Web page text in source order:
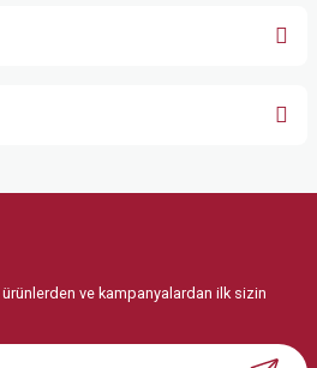
ederiz.
veya görüntülenemiyor.
bilgiler bulunuyor.
ve kampanyalardan ilk sizin